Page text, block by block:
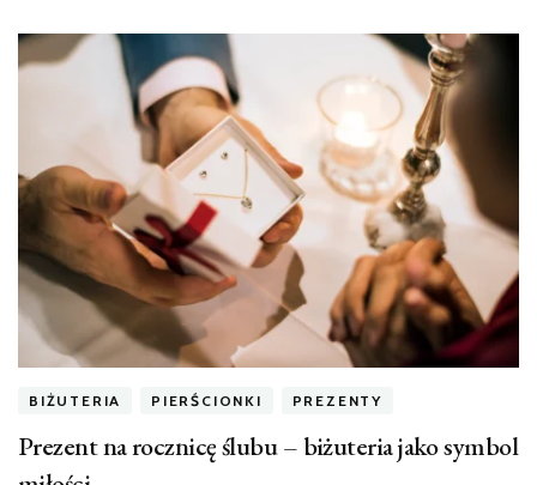
BIŻUTERIA PIERŚCIONKI PREZENTY
Prezent na rocznicę ślubu – biżuteria jako symbol